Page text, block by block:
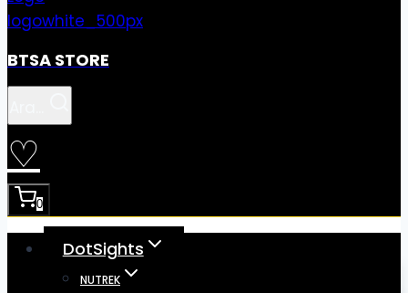
BTSA STORE
♡
0
DotSights
NUTREK